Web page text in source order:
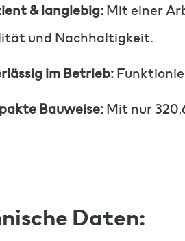
& langlebig:Mit einer
und Nachhaltigkeit.
im Betrieb:
Bauweise:Mit nur
Daten: